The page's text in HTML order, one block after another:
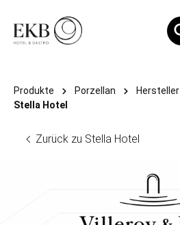
Produkte Porzellan Hersteller
Stella Hotel
Zurück zu Stella Hotel